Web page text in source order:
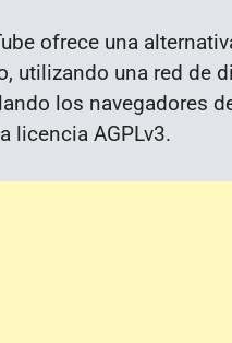
ofrece una
utilizando una red de
los navegadores
licencia AGPLv3.